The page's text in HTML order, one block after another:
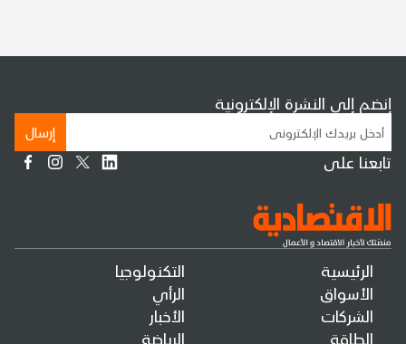
الرئيسية
الأسواق
الشركات
الطاقة
التكنولوجيا
الرأي
الأخبار
الرياضة
إنضم إلى النشرة الإلكترونية
إرسال
تابعنا على